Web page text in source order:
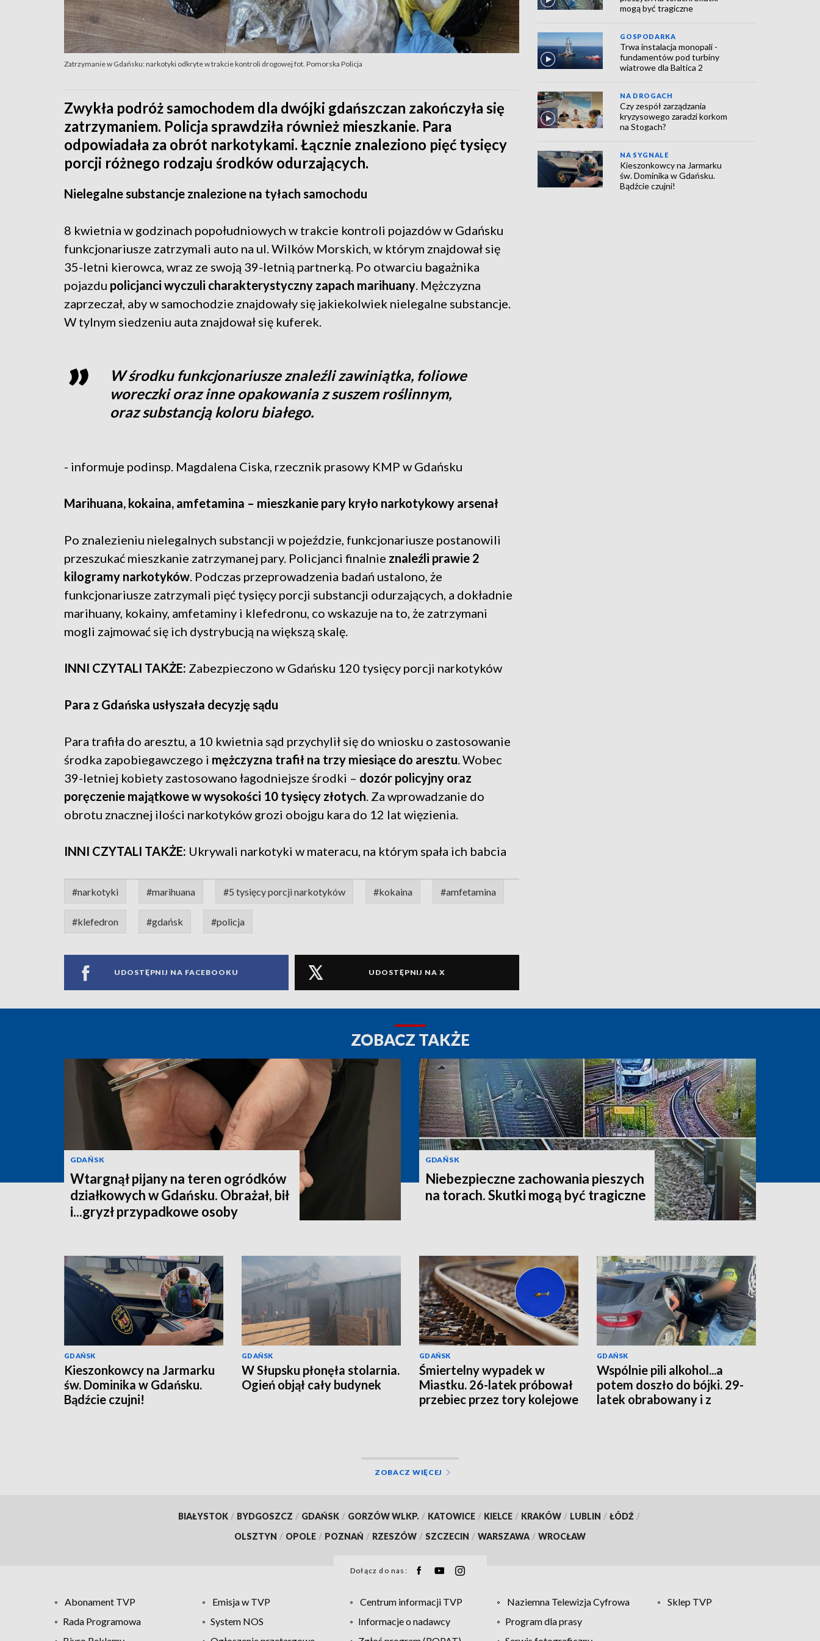
Zatrzymanie w Gdańsku: narkotyki odkryte w trakcie kontroli drogowej fot. Pomorska Policja
Zwykła podróż samochodem dla dwójki gdańszczan zakończyła się
zatrzymaniem. Policja sprawdziła również mieszkanie. Para
odpowiadała za obrót narkotykami. Łącznie znaleziono pięć tysięcy
porcji różnego rodzaju środków odurzających.
Nielegalne substancje znalezione na tyłach samochodu
8 kwietnia w godzinach popołudniowych w trakcie kontroli pojazdów w Gdańsku
funkcjonariusze zatrzymali auto na ul. Wilków Morskich, w którym znajdował się
35-letni kierowca, wraz ze swoją 39-letnią partnerką. Po otwarciu bagażnika
pojazdu policjanci wyczuli charakterystyczny zapach marihuany . Mężczyzna
zaprzeczał, aby w samochodzie znajdowały się jakiekolwiek nielegalne substancje.
W tylnym siedzeniu auta znajdował się kuferek.
W środku funkcjonariusze znaleźli zawiniątka, foliowe
woreczki oraz inne opakowania z suszem roślinnym,
oraz substancją koloru białego.
- informuje podinsp. Magdalena Ciska, rzecznik prasowy KMP w Gdańsku
Marihuana, kokaina, amfetamina – mieszkanie pary kryło narkotykowy arsenał
Po znalezieniu nielegalnych substancji w pojeździe, funkcjonariusze postanowili
przeszukać mieszkanie zatrzymanej pary. Policjanci finalnie znaleźli prawie 2
kilogramy narkotyków . Podczas przeprowadzenia badań ustalono, że
funkcjonariusze zatrzymali pięć tysięcy porcji substancji odurzających, a dokładnie
marihuany, kokainy, amfetaminy i klefedronu, co wskazuje na to, że zatrzymani
mogli zajmować się ich dystrybucją na większą skalę.
INNI CZYTALI TAKŻE: Zabezpieczono w Gdańsku 120 tysięcy porcji narkotyków
Para z Gdańska usłyszała decyzję sądu
Para trafiła do aresztu, a 10 kwietnia sąd przychylił się do wniosku o zastosowanie
środka zapobiegawczego i mężczyzna trafił na trzy miesiące do aresztu . Wobec
39-letniej kobiety zastosowano łagodniejsze środki – dozór policyjny oraz
poręczenie majątkowe w wysokości 10 tysięcy złotych . Za wprowadzanie do
obrotu znacznej ilości narkotyków grozi obojgu kara do 12 lat więzienia.
INNI CZYTALI TAKŻE: Ukrywali narkotyki w materacu, na którym spała ich babcia
#narkotyki #marihuana #5 tysięcy porcji narkotyków #kokaina #amfetamina
#klefedron #gdańsk #policja
UDOSTĘPNIJ NA FACEBOOKU UDOSTĘPNIJ NA X
mogą być tragiczne
GOSPODARKA
Trwa instalacja monopali -
fundamentów pod turbiny
wiatrowe dla Baltica 2
NA DROGACH
Czy zespół zarządzania
kryzysowego zaradzi korkom
na Stogach?
NA SYGNALE
Kieszonkowcy na Jarmarku
św. Dominika w Gdańsku.
Bądźcie czujni!
ZOBACZ TAKŻE
GDAŃSK
Wtargnął pijany na teren ogródków
działkowych w Gdańsku. Obrażał, bił
i...gryzł przypadkowe osoby
GDAŃSK
Niebezpieczne zachowania pieszych
na torach. Skutki mogą być tragiczne
GDAŃSK
Kieszonkowcy na Jarmarku
św. Dominika w Gdańsku.
Bądźcie czujni!
GDAŃSK
W Słupsku płonęła stolarnia.
Ogień objął cały budynek
GDAŃSK
Śmiertelny wypadek w
Miastku. 26-latek próbował
przebiec przez tory kolejowe
GDAŃSK
Wspólnie pili alkohol...a
potem doszło do bójki. 29-
latek obrabowany i z
ZOBACZ WIĘCEJ
BIAŁYSTOK / BYDGOSZCZ / GDAŃSK / GORZÓW WLKP. / KATOWICE / KIELCE / KRAKÓW / LUBLIN / ŁÓDŹ /
OLSZTYN / OPOLE / POZNAŃ / RZESZÓW / SZCZECIN / WARSZAWA / WROCŁAW
Dołącz do nas:
Abonament TVP Emisja w TVP Centrum informacji TVP Naziemna Telewizja Cyfrowa
Sklep TVP
Rada Programowa
System NOS Informacje o nadawcy
Program dla prasy